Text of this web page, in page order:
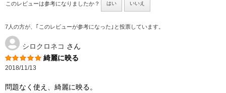
このレビューは参考になりましたか？ はい いいえ
7人の方が、｢このレビューが参考になった｣と投票しています。
シロクロネコ さん
綺麗に映る
2018/11/13
問題なく使え、綺麗に映る。